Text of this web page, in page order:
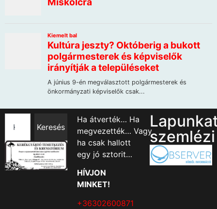
Keresés
Ha átverték… Ha
megvezették… Vagy
ha csak hallott
egy jó sztorit…
HÍVJON
MINKET!
+36302600871
szemlézi